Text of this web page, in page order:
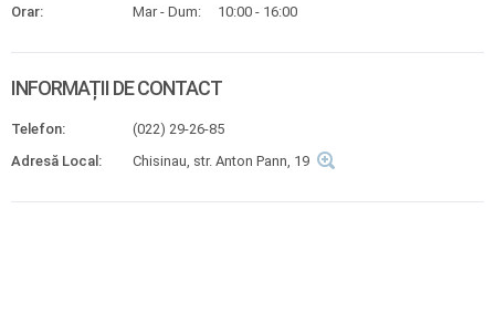
Orar:
Mar - Dum: 10:00 - 16:00
INFORMAȚII DE CONTACT
Telefon:
(022) 29-26-85
Adresă Local:
Chisinau, str. Anton Pann, 19